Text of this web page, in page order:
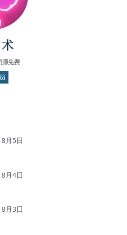
月5日
月4日
月3日